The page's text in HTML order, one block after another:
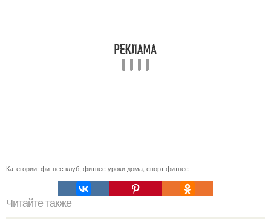
Категории: фитнес клуб фитнес уроки дома спорт фитнес
Читайте также